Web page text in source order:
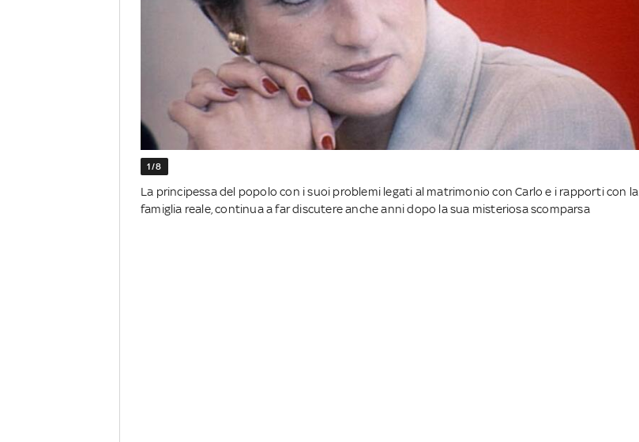
1/8
La principessa del popolo con i suoi problemi legati al matrimonio con Carlo e i rapporti con la
famiglia reale, continua a far discutere anche anni dopo la sua misteriosa scomparsa